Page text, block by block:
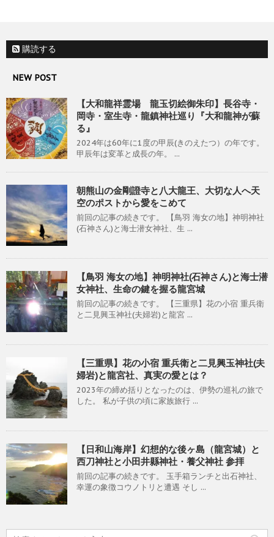
購読する
NEW POST
【大和龍祥霊場 龍玉切絵御朱印】長谷寺・
岡寺・室生寺・龍鎮神社巡り『大和龍神が蘇
る』
2024年は60年に1度の甲辰(きのえたつ）の年です。
甲辰年は変革と成長の年。 ...
朝熊山の金剛證寺と八大龍王、大切な人へ天
空のポストから愛をこめて
前回の記事の続きです。 【鳥羽 海女の地】神明神社
(石神さん)と海士潜女神社、生 ...
【鳥羽 海女の地】神明神社(石神さん)と海士潜
女神社、生命の鍵を握る龍宮城
前回の記事の続きです。 【三重県】花の小宿 重兵衛
と二見興玉神社(夫婦岩)と龍宮 ...
【三重県】花の小宿 重兵衛と二見興玉神社(夫
婦岩)と龍宮社、真実の愛とは？
2023年の締め括りとなったのは、伊勢の巡礼の旅で
した。 私が子供の頃に家族旅行 ...
【日和山海岸】幻想的な後ヶ島（龍宮城）と
西刀神社と小田井縣神社・養父神社 参拝
前回の記事の続きです。 玉手箱ランチと出石神社、
幸運の象徴コウノトリと遭遇 そし ...